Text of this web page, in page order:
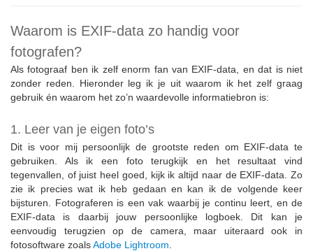
Waarom is EXIF-data zo handig voor
fotografen?
Als fotograaf ben ik zelf enorm fan van EXIF-data, en dat is niet
zonder reden. Hieronder leg ik je uit waarom ik het zelf graag
gebruik én waarom het zo’n waardevolle informatiebron is:
1. Leer van je eigen foto’s
Dit is voor mij persoonlijk de grootste reden om EXIF-data te
gebruiken. Als ik een foto terugkijk en het resultaat vind
tegenvallen, of juist heel goed, kijk ik altijd naar de EXIF-data. Zo
zie ik precies wat ik heb gedaan en kan ik de volgende keer
bijsturen. Fotograferen is een vak waarbij je continu leert, en de
EXIF-data is daarbij jouw persoonlijke logboek. Dit kan je
eenvoudig terugzien op de camera, maar uiteraard ook in
fotosoftware zoalsAdobe Lightroom